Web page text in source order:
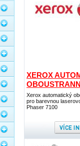
XEROX
Xerox automatický
pro barevnou
Phaser 7100